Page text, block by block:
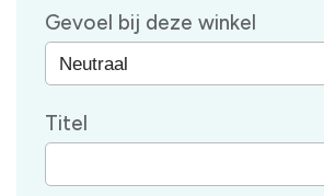
Gevoel bij deze winkel
Titel